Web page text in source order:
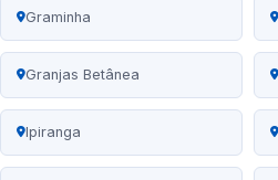
Graminha
Granjas Betânea
Ipiranga